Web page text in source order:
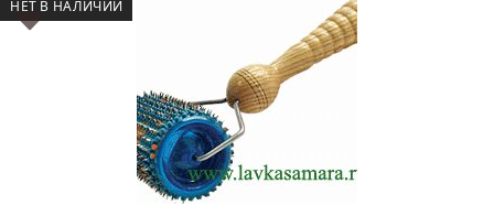
НЕТ В НАЛИЧИИ